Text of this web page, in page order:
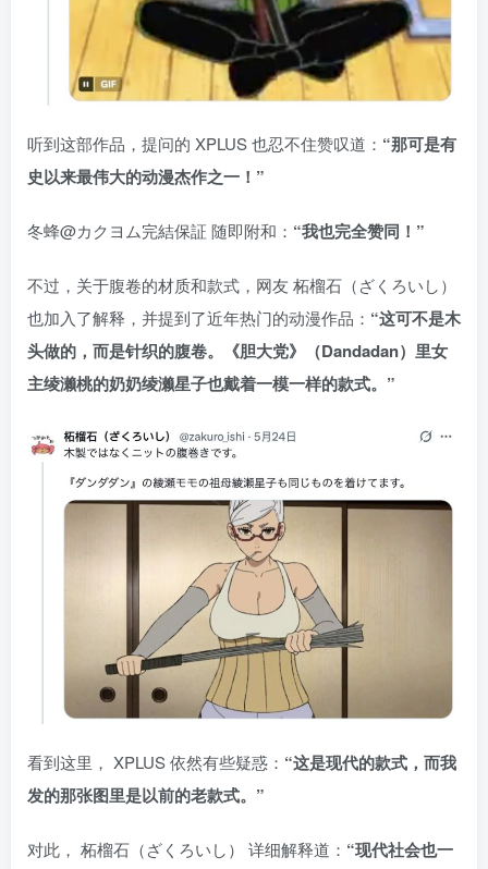
听到这部作品，提问的 XPLUS 也忍不住赞叹道： “那可是有
史以来最伟大的动漫杰作之一！”
冬蜂@カクヨム完結保証 随即附和： “我也完全赞同！”
不过，关于腹卷的材质和款式，网友 柘榴石（ざくろいし）
也加入了解释，并提到了近年热门的动漫作品： “这可不是木
头做的，而是针织的腹卷。《胆大党》（Dandadan）里女
主绫濑桃的奶奶绫濑星子也戴着一模一样的款式。”
看到这里， XPLUS 依然有些疑惑： “这是现代的款式，而我
发的那张图里是以前的老款式。”
对此， 柘榴石（ざくろいし） 详细解释道： “现代社会也一